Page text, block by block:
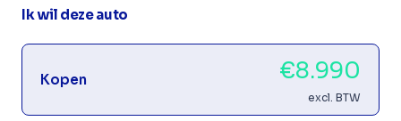
Ik wil deze auto
Kopen €8.990
excl. BTW